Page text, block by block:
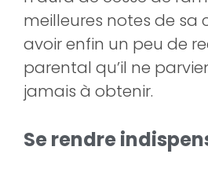
meilleures notes de sa
avoir enfin un peu de
parental qu’il ne
jamais à obtenir.
Se rendre